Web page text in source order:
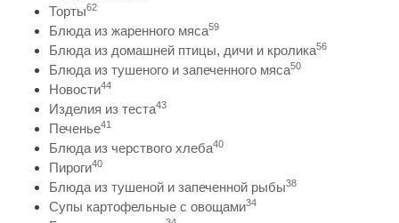
Торты62
Блюда из жаренного мяса59
Блюда из домашней птицы, дичи и кролика56
Блюда из тушеного и запеченного мяса50
Новости44
Изделия из теста43
Печенье41
Блюда из черствого хлеба40
Пироги40
Блюда из тушеной и запеченной рыбы38
Супы картофельные с овощами34